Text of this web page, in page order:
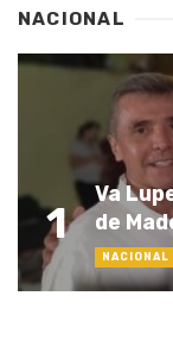
NACIONAL
1
Va
de
NACIONAL